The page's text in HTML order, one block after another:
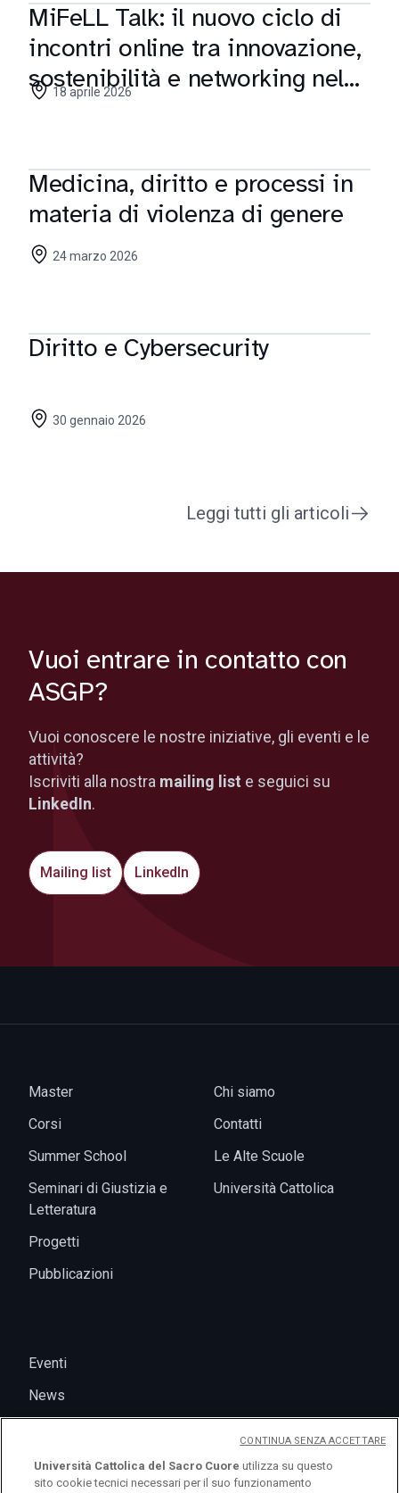
MiFeLL Talk: il nuovo ciclo di
incontri online tra innovazione,
sostenibilità e networking nel
fashion & luxury
18 aprile 2026
Medicina, diritto e processi in
materia di violenza di genere
24 marzo 2026
Diritto e Cybersecurity
30 gennaio 2026
Leggi tutti gli articoli
Vuoi entrare in contatto con
ASGP?
Vuoi conoscere le nostre iniziative, gli eventi e le
attività?
Iscriviti alla nostra mailing list e seguici su
LinkedIn.
Mailing list LinkedIn
Master
Corsi
Summer School
Seminari di Giustizia e
Letteratura
Progetti
Pubblicazioni
Chi siamo
Contatti
Le Alte Scuole
Università Cattolica
Eventi
News
Università Cattolica del Sacro Cuore utilizza su questo
sito cookie tecnici necessari per il suo funzionamento
CONTINUA SENZA ACCETTARE